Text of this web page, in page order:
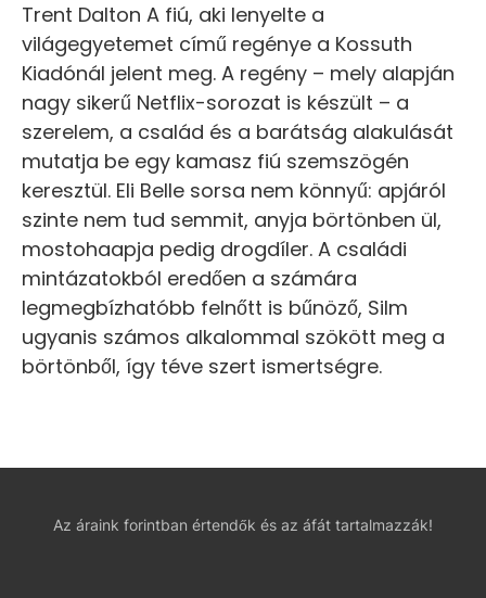
Trent Dalton A fiú, aki lenyelte a
világegyetemet című regénye a Kossuth
Kiadónál jelent meg. A regény – mely alapján
nagy sikerű Netflix-sorozat is készült – a
szerelem, a család és a barátság alakulását
mutatja be egy kamasz fiú szemszögén
keresztül. Eli Belle sorsa nem könnyű: apjáról
szinte nem tud semmit, anyja börtönben ül,
mostohaapja pedig drogdíler. A családi
mintázatokból eredően a számára
legmegbízhatóbb felnőtt is bűnöző, Silm
ugyanis számos alkalommal szökött meg a
börtönből, így téve szert ismertségre.
Az áraink forintban értendők és az áfát tartalmazzák!